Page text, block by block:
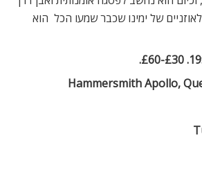
של ימינו שכבר שמעו הכל  הוא
Hammersmith Apollo,